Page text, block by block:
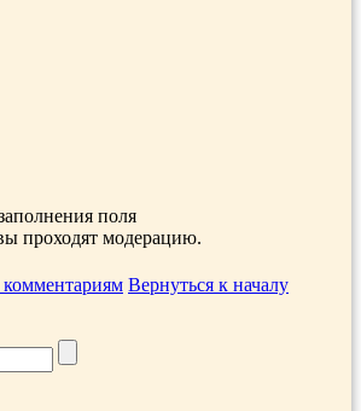
поля
проходят модерацию.
Вернуться к началу